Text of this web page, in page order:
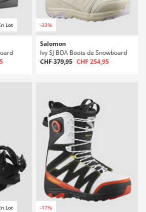
Lot -33%
Salomon
Ivy SJ BOA Boots de Snowboard
CHF 379,95 CHF 254,95
Lot -17%